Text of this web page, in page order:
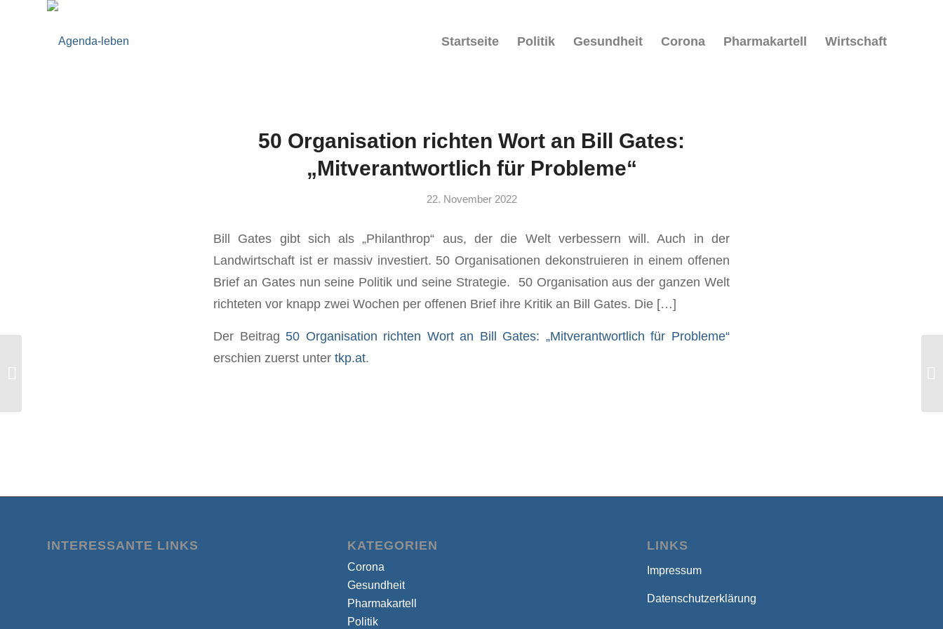
Startseite Politik Gesundheit Corona Pharmakartell Wirtschaft
50 Organisation richten Wort an Bill Gates:
„Mitverantwortlich für Probleme“
22. November 2022
Bill Gates gibt sich als „Philanthrop“ aus, der die Welt verbessern will. Auch in der
Landwirtschaft ist er massiv investiert. 50 Organisationen dekonstruieren in einem offenen
Brief an Gates nun seine Politik und seine Strategie. 50 Organisation aus der ganzen Welt
richteten vor knapp zwei Wochen per offenen Brief ihre Kritik an Bill Gates. Die […]
Der Beitrag 50 Organisation richten Wort an Bill Gates: „Mitverantwortlich für Probleme“
erschien zuerst unter tkp.at.
INTERESSANTE LINKS KATEGORIEN
Corona
Gesundheit
Pharmakartell
Politik
LINKS
Impressum
Datenschutzerklärung